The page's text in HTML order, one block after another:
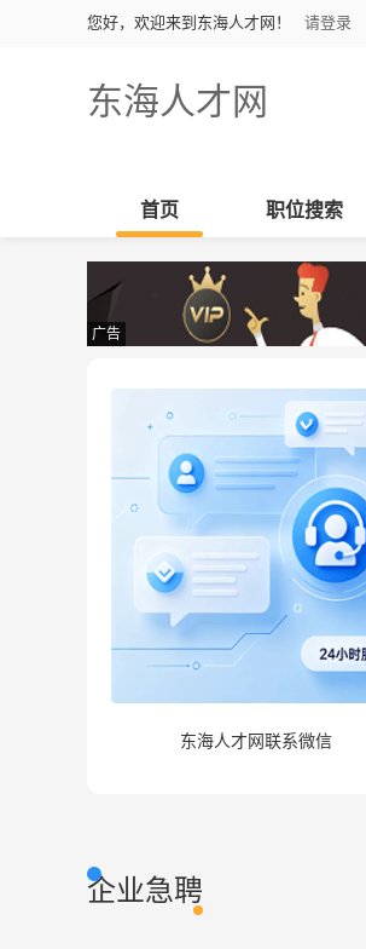
您好，欢迎来到东海人才网！ 请登录
东海人才网
首页 职位搜索
广告
东海人才网联系微信
企业急聘